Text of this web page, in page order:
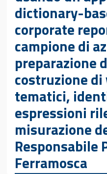
dictionary-
corporate
campione di
preparazione
costruzione di
tematici,
espressioni
misurazione
Responsabile
Ferramosca